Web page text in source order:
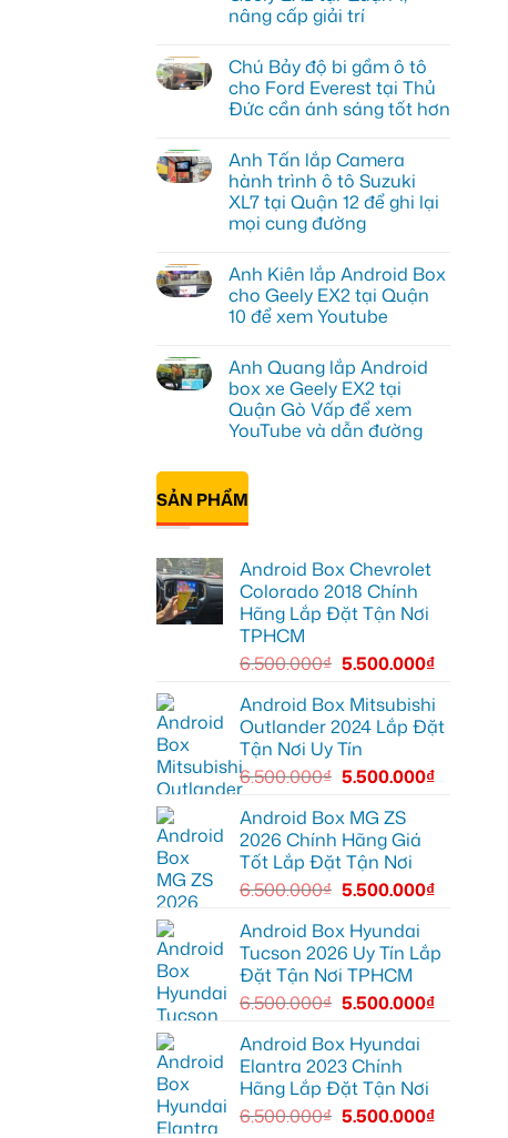
nâng cấp giải trí
bình
luận
ở
Anh
Android
box
Geely
EX2
tại
Quận
cấp
giải
trí
Chú Bảy độ bi gầm ô tô
cho Ford Everest tại Thủ
Đức cần ánh sáng tốt hơn
bình
luận
ở
Chú
Bảy
độ
ô
tô
cho
Ford
Thủ
Đức
cần
ánh
sáng
tốt
Anh Tấn lắp Camera
hành trình ô tô Suzuki
XL7 tại Quận 12 để ghi lại
mọi cung đường
bình
luận
ở
Anh
Camera
hành
trình
ô
tô
Suzuki
Quận
12
để
ghi
cung
đường
Anh Kiên lắp Android Box
cho Geely EX2 tại Quận
10 để xem Youtube
bình
luận
ở
Anh
Kiên
lắp
Box
Geely
EX2
tại
xem
Youtube
Anh Quang lắp Android
box xe Geely EX2 tại
Quận Gò Vấp để xem
YouTube và dẫn đường
có
luận
ở
Anh
Android
box
Geely
EX2
Quận
Gò
xem
YouTube
và
dẫn
đường
SẢN PHẨM
Android Box Chevrolet
Colorado 2018 Chính
Hãng Lắp Đặt Tận Nơi
TPHCM
6.500.000₫ 5.500.000₫
Android Box Mitsubishi
Outlander 2024 Lắp Đặt
Tận Nơi Uy Tín
6.500.000₫ 5.500.000₫
Android Box MG ZS
2026 Chính Hãng Giá
Tốt Lắp Đặt Tận Nơi
6.500.000₫ 5.500.000₫
Android Box Hyundai
Tucson 2026 Uy Tín Lắp
Đặt Tận Nơi TPHCM
6.500.000₫ 5.500.000₫
Android Box Hyundai
Elantra 2023 Chính
Hãng Lắp Đặt Tận Nơi
6.500.000₫ 5.500.000₫